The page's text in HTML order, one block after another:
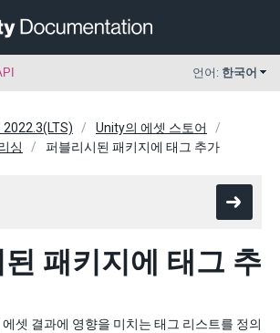
언어: 한국어
Unity의 에셋 스토어
싱
퍼블리시된 패키지에 태그 추가
패키지에 태그 추
셋 결과에 영향을 미치는 태그 리스트를 정의